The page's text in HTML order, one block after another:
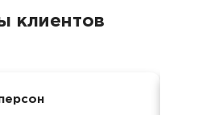
клиентов